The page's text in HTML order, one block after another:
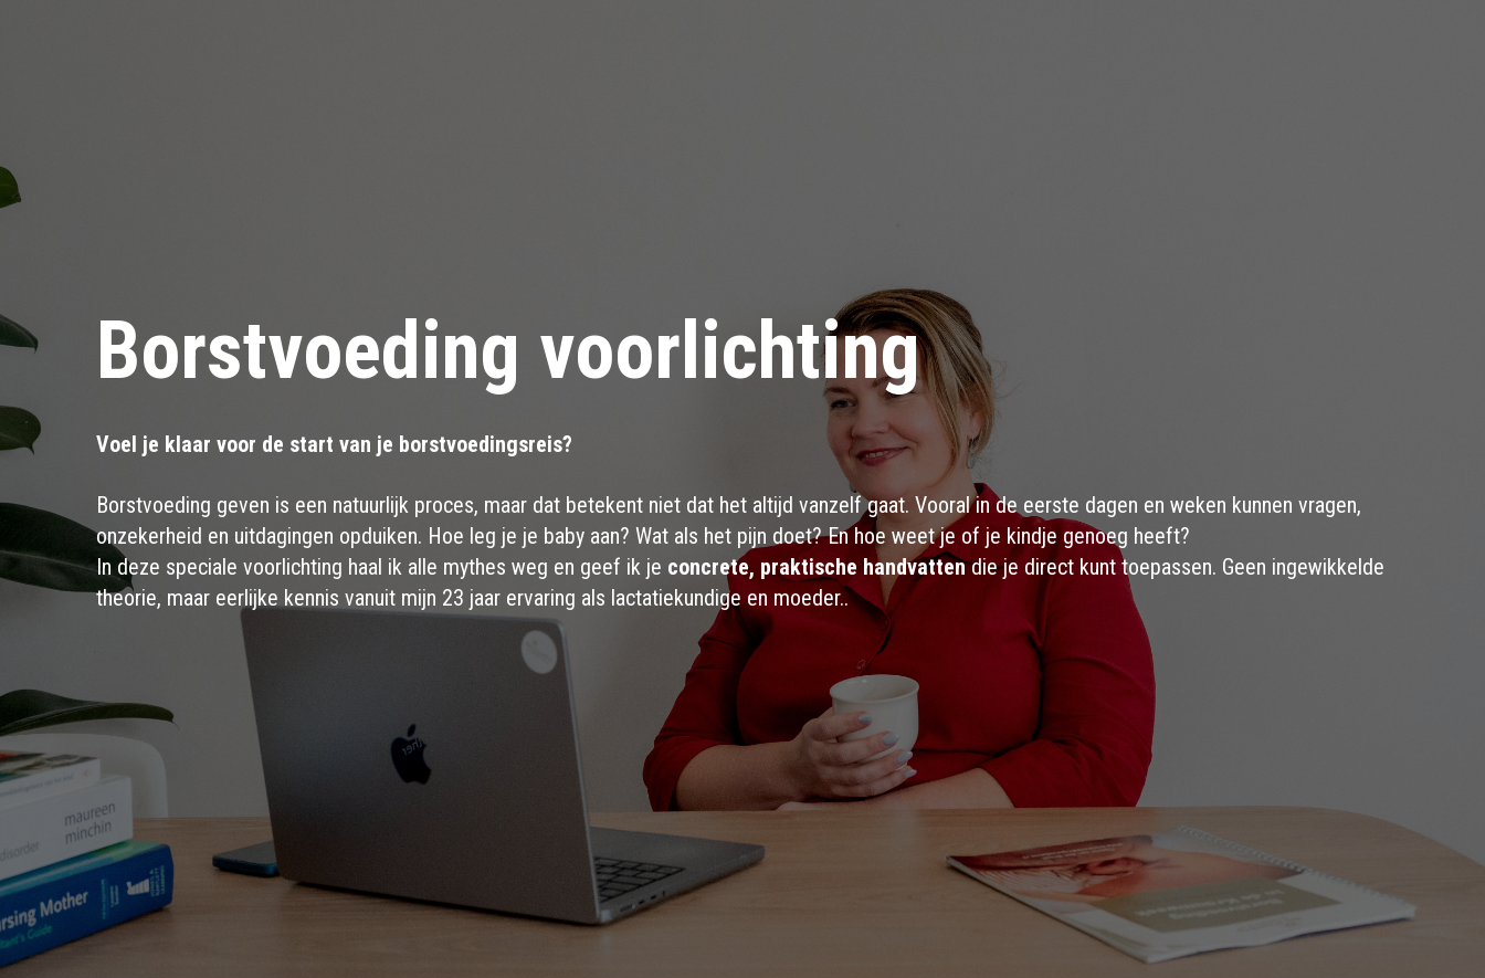
Borstvoeding voorlichting
Voel je klaar voor de start van je borstvoedingsreis?
Borstvoeding geven is een natuurlijk proces, maar dat betekent niet dat het altijd vanzelf gaat. Vooral in de eerste dagen en weken kunnen vragen,
onzekerheid en uitdagingen opduiken. Hoe leg je je baby aan? Wat als het pijn doet? En hoe weet je of je kindje genoeg heeft?
In deze speciale voorlichting haal ik alle mythes weg en geef ik je concrete, praktische handvattendie je direct kunt toepassen. Geen ingewikkelde
theorie, maar eerlijke kennis vanuit mijn 23 jaar ervaring als lactatiekundige en moeder..